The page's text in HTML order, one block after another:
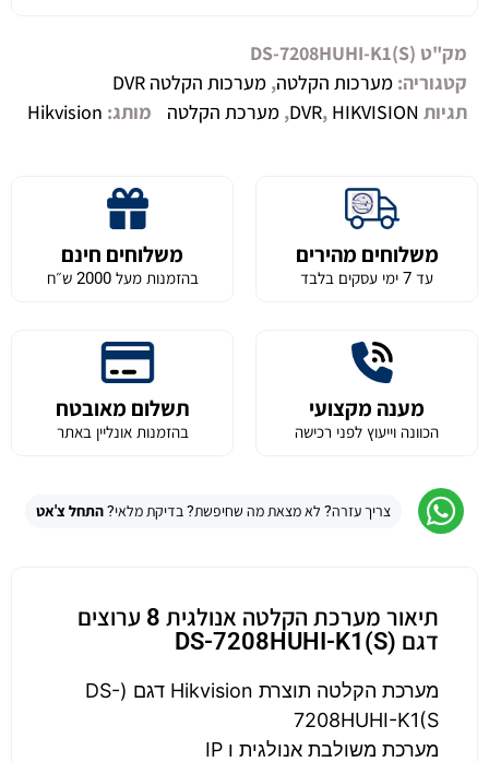
מק"ט (DS-7208HUHI-K1(S
קטגוריה: מערכות הקלטה, מערכות הקלטה DVR
תגיות
DVR, HIKVISION
, מערכת הקלטה מותג: Hikvision
משלוחים מהירים
עד 7 ימי עסקים בלבד
משלוחים חינם
בהזמנות מעל 2000 ש״ח
מענה מקצועי
הכוונה וייעוץ לפני רכישה
תשלום מאובטח
בהזמנות אונליין באתר
צריך עזרה? לא מצאת מה שחיפשת? בדיקת מלאי?התחל צ'אט
תיאור מערכת הקלטה אנולגית 8 ערוצים
דגם (DS-7208HUHI-K1(S
מערכת הקלטה תוצרת Hikvision דגם (DS-
7208HUHI-K1(S
מערכת משולבת אנולגית ו IP